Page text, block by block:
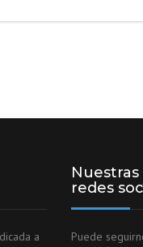
a
redes
Puede